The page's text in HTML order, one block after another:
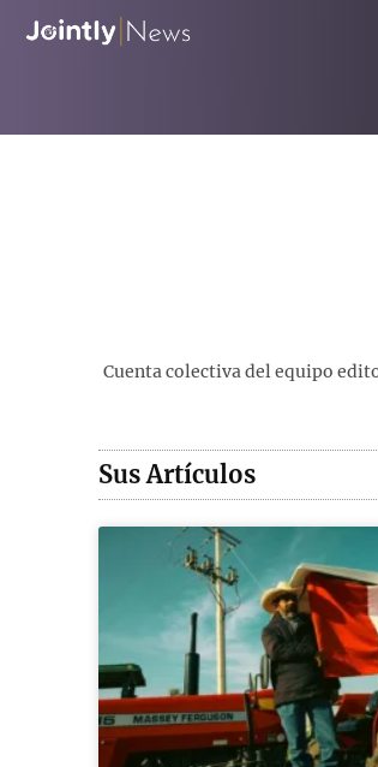
Cuenta colectiva del equipo
Sus Artículos